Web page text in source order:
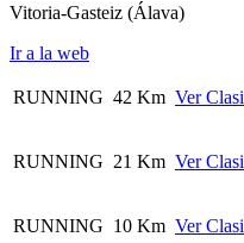
Vitoria-Gasteiz (Álava)
Ir a la web
RUNNING 42 Km Ver
RUNNING 21 Km Ver
RUNNING 10 Km Ver